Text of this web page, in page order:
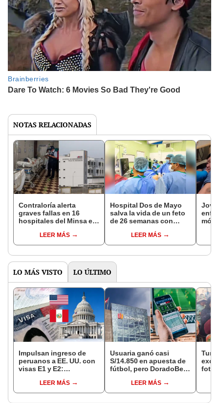
NOTAS RELACIONADAS
Contraloría alerta
graves fallas en 16
hospitales del Minsa en
atendidos en pasillos,
sin personal y equipos
LEER MÁS
Hospital Dos de Mayo
salva la vida de un feto
de 26 semanas con
con láser para extirpar
tumor en pulmón
LEER MÁS
LO MÁS VISTO LO ÚLTIMO
Impulsan ingreso de
peruanos a EE. UU. con
visas E1 y E2:
pymes serían los más
beneficiados
LEER MÁS
Usuaria ganó casi
S/14.850 en apuesta de
fútbol, pero DoradoBet
Indecopi multó a la
empresa con más de S/
LEER MÁS